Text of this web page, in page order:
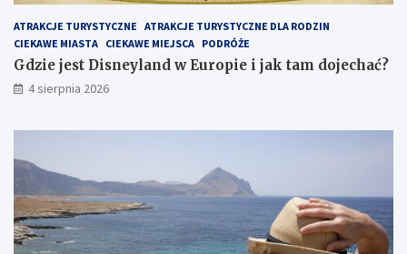
ATRAKCJE TURYSTYCZNE ATRAKCJE TURYSTYCZNE DLA RODZIN
CIEKAWE MIASTA CIEKAWE MIEJSCA PODRÓŻE
Gdzie jest Disneyland w Europie i jak tam dojechać?
4 sierpnia 2026